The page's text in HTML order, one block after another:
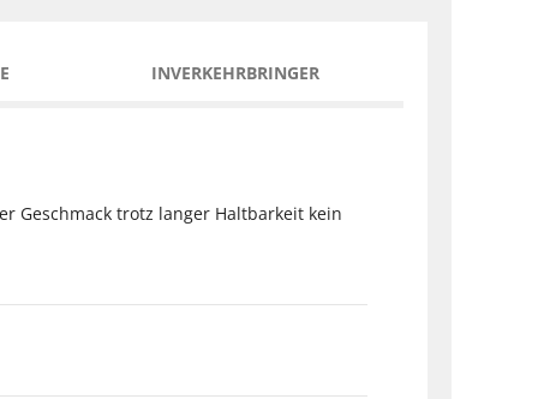
INVERKEHRBRINGER
Geschmack trotz langer Haltbarkeit kein